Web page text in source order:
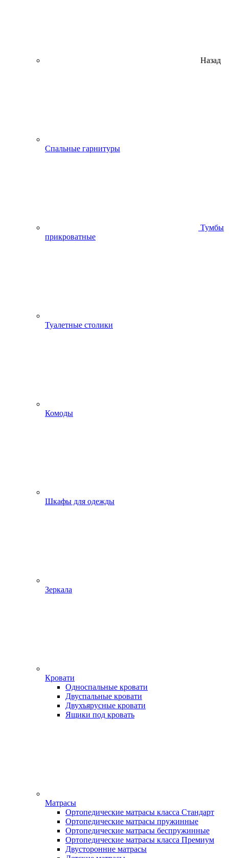
Назад
Спальные гарнитуры
Тумбы
прикроватные
Туалетные столики
Комоды
Шкафы для одежды
Зеркала
Кровати
Односпальные кровати
Двуспальные кровати
Двухъярусные кровати
Ящики под кровать
Матрасы
Ортопедические матрасы класса Стандарт
Ортопедические матрасы пружинные
Ортопедические матрасы беспружинные
Ортопедические матрасы класса Премиум
Двусторонние матрасы